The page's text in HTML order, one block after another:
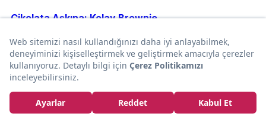
Çikolata Aşkına: Kolay Brownie
Tuba Büşra SAĞLAM